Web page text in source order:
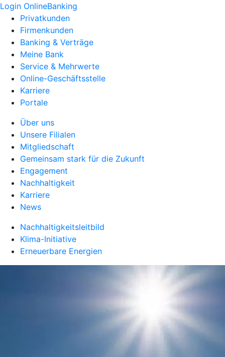
Login OnlineBanking
Privatkunden
Firmenkunden
Banking & Verträge
Meine Bank
Service & Mehrwerte
Online-Geschäftsstelle
Karriere
Portale
Über uns
Unsere Filialen
Mitgliedschaft
Gemeinsam stark für die Zukunft
Engagement
Nachhaltigkeit
Karriere
News
Nachhaltigkeitsleitbild
Klima-Initiative
Erneuerbare Energien